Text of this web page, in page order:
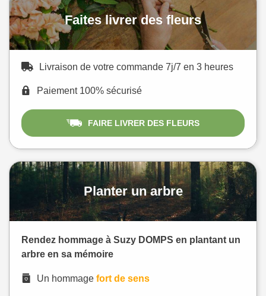
Faites livrer des fleurs
Livraison de votre commande 7j/7 en 3 heures
Paiement 100% sécurisé
FAIRE LIVRER DES FLEURS
Planter un arbre
Rendez hommage à Suzy DOMPS en plantant un
arbre en sa mémoire
Un hommage fort de sens